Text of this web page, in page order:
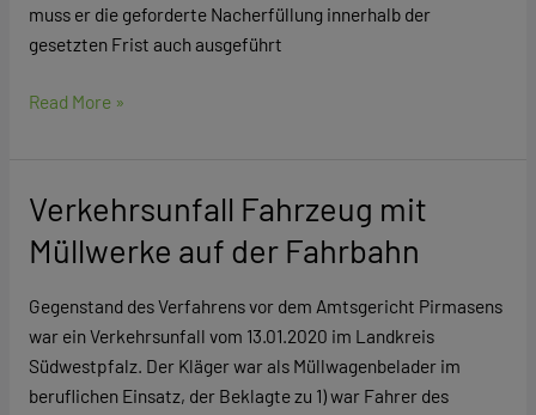
muss er die geforderte Nacherfüllung innerhalb der
gesetzten Frist auch ausgeführt
Read More »
Verkehrsunfall Fahrzeug mit
Müllwerke auf der Fahrbahn
Gegenstand des Verfahrens vor dem Amtsgericht Pirmasens
war ein Verkehrsunfall vom 13.01.2020 im Landkreis
Südwestpfalz. Der Kläger war als Müllwagenbelader im
beruflichen Einsatz, der Beklagte zu 1) war Fahrer des
Verkehrsunfall
mit
auf
Fahrbahn